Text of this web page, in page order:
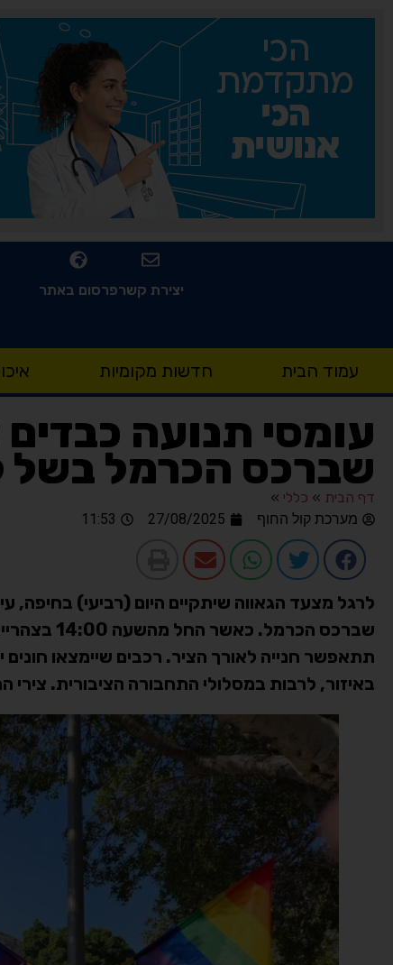
פרסום באתריצירת קשר
עמוד הבית חדשות מקומיות
עומסי תנועה כבדים
שברכס הכרמל בשל
דף הבית » כללי »
מערכת קול החוף
27/08/2025
11:53
לרגל מצעד הגאווה שיתקיים היום (רביעי) בחיפה,
שברכס
תתאפשר חנייה לאורך הציר. רכבים שיימצאו חונים
באיזור, לרבות במסלולי התחבורה הציבורית.